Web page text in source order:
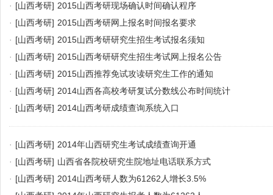
· [山西考研] 2015山西考研现场确认时间确认程序
· [山西考研] 2015山西考研网上报名时间报名要求
· [山西考研] 2015山西考研研究生招生考试报名须知
· [山西考研] 2015山西考研研究生招生考试网上报名公告
· [山西考研] 2015山西推荐免试攻读研究生工作的通知
· [山西考研] 2014山西各高校考研复试分数线公布时间统计
· [山西考研] 2014山西考研成绩查询系统入口
· [山西考研] 2014年山西研究生考试成绩查询开通
· [山西考研] 山西省各院校研究生院地址电话联系方式
· [山西考研] 2014山西考研人数为61262人增长3.5%